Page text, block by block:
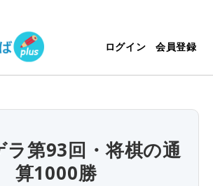
ログイン 会員登録
ラ第93回・将棋の通
算1000勝